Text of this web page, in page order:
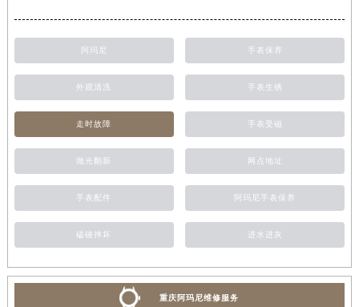
阿玛尼 手表保养
外观清洗 手表生锈
走时故障 手表受磁
抛光翻新 网点地址
手表配件 阿玛尼手表保养
磕碰摔坏 进水进灰
重庆阿玛尼维修服务